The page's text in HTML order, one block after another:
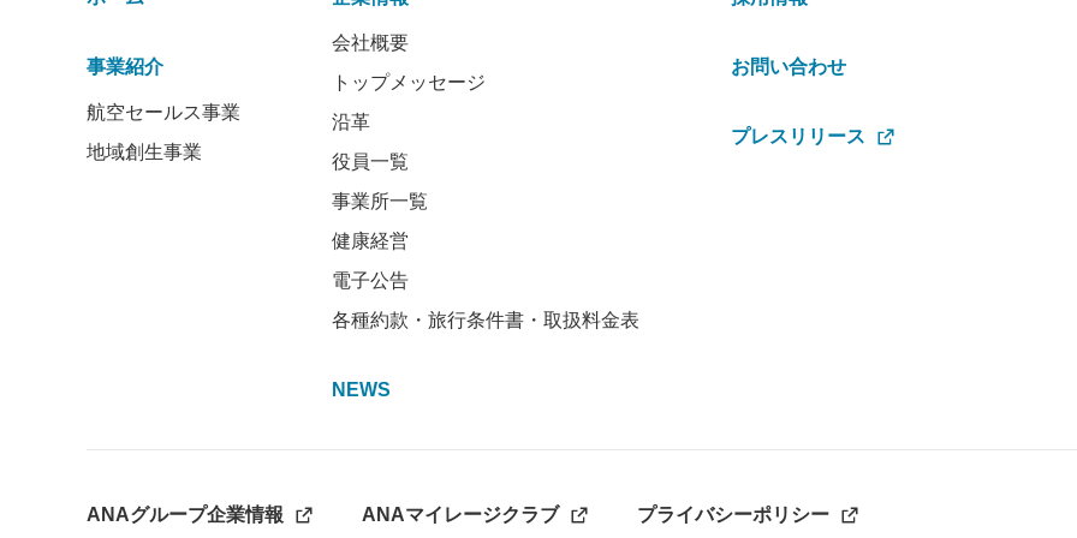
事業紹介
航空セールス事業
地域創生事業
会社概要
トップメッセージ
沿革
役員一覧
事業所一覧
健康経営
電子公告
各種約款・旅行条件書・取扱料金表
NEWS
お問い合わせ
プレスリリース
ANAグループ企業情報 ANAマイレージクラブ プライバシーポリシー